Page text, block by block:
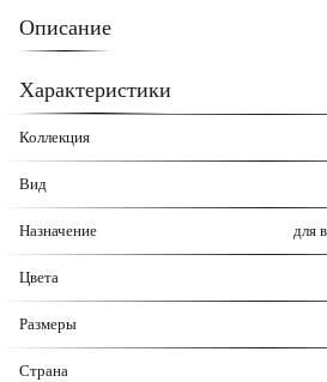
Описание
Характеристики
Коллекция
Вид
Назначение для
Цвета
Размеры
Страна